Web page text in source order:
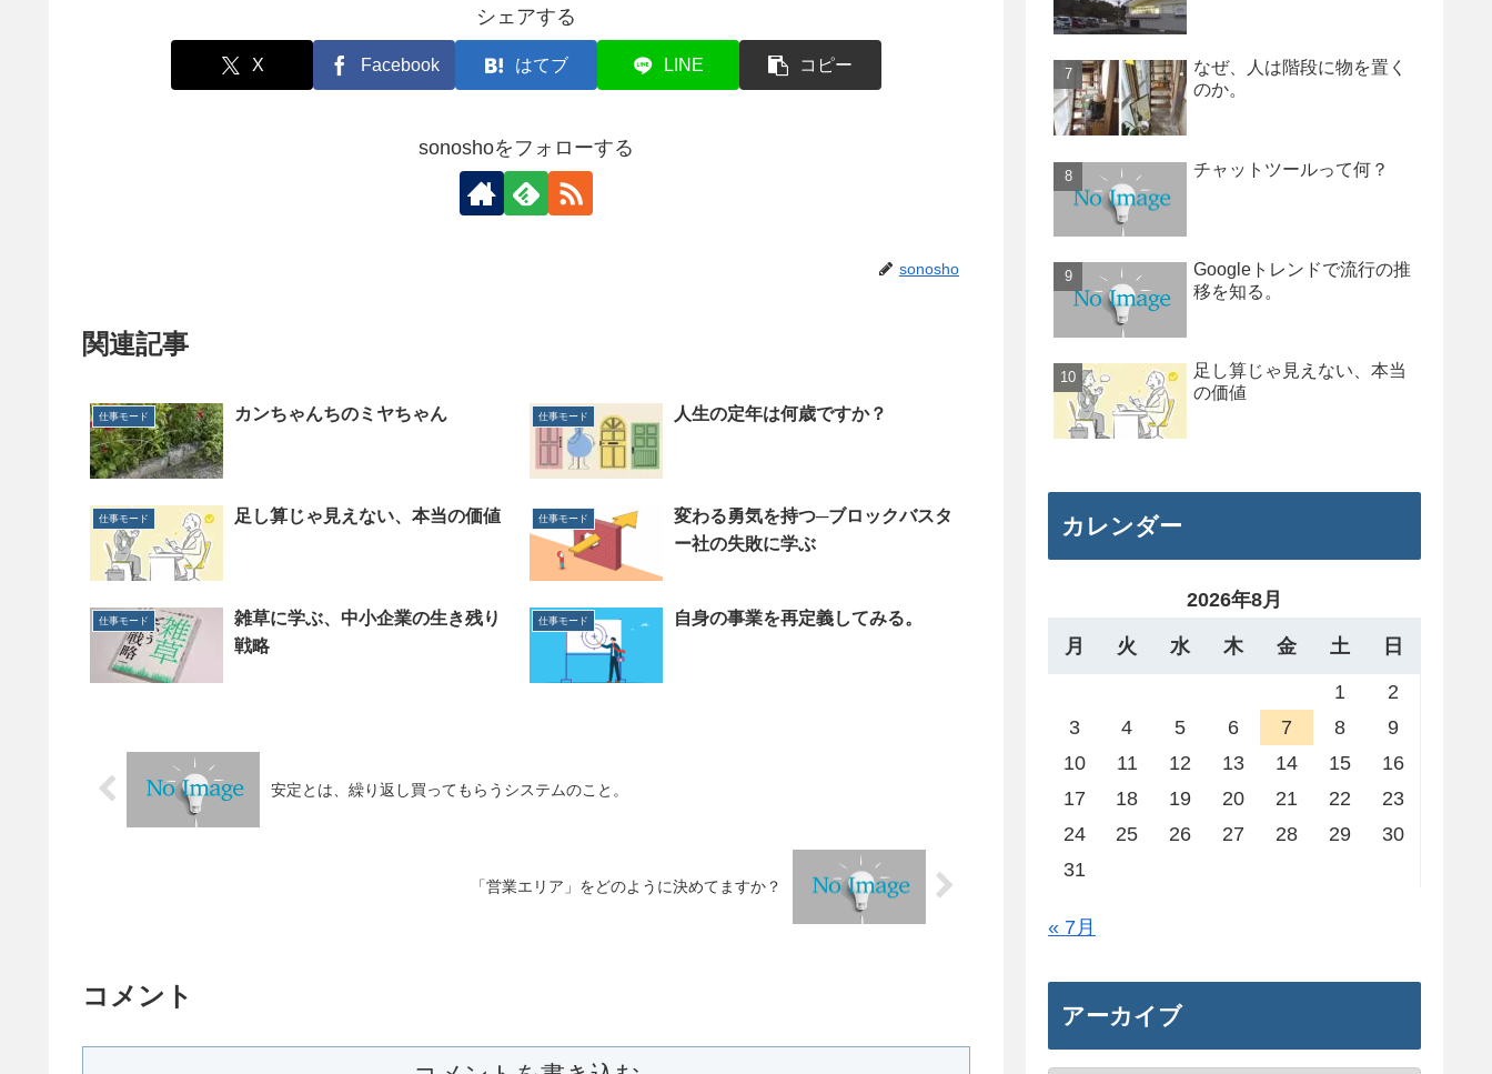
シェアする
X Facebook はてブ LINE コピー
sonoshoをフォローする
sonosho
関連記事
仕事モード カンちゃんちのミヤちゃん 仕事モード 人生の定年は何歳ですか？
仕事モード 足し算じゃ見えない、本当の価値 仕事モード
変わる勇気を持つ─ブロックバスタ
ー社の失敗に学ぶ
仕事モード
雑草に学ぶ、中小企業の生き残り
戦略
仕事モード 自身の事業を再定義してみる。
安定とは、繰り返し買ってもらうシステムのこと。
「営業エリア」をどのように決めてますか？
コメント
なぜ、人は階段に物を置く
のか。
チャットツールって何？
Googleトレンドで流行の推
移を知る。
足し算じゃ見えない、本当
の価値
カレンダー
2026年8月
月 火 水 木 金 土 日
1
2
3
4 5 6 7 8
9
10
11 12 13 14 15
16
17
18 19 20 21 22
23
24
25 26 27 28 29
30
31
« 7月
アーカイブ